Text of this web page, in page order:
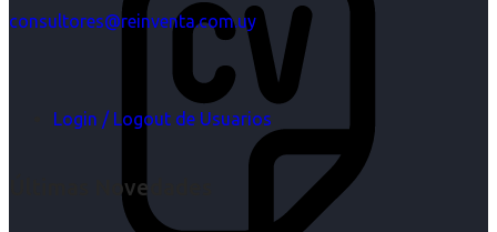
consultores@reinventa.com.uy
Login / Logout de Usuarios
Últimas Novedades